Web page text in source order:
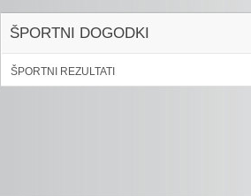
ŠPORTNI DOGODKI
ŠPORTNI REZULTATI